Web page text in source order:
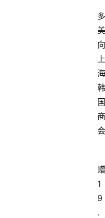
多
美
向
上
海
韩
国
商
会
赠
1
9
.